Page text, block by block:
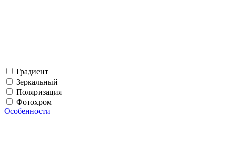
Градиент
Зеркальный
Поляризация
Фотохром
Особенности